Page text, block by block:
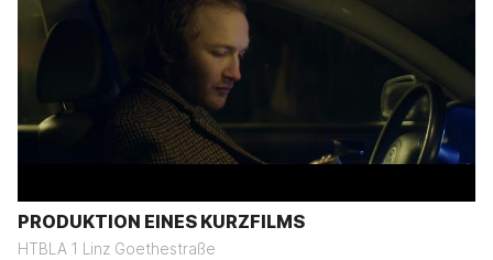
PRODUKTION EINES KURZFILMS
HTBLA 1 Linz Goethestraße